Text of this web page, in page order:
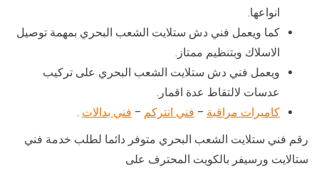
انواعها.
كما ويعمل فني دش ستلايت الشعب البحري بمهمة توصيل
الاسلاك وبتنظيم ممتاز.
ويعمل فني دش ستلايت الشعب البحري على تركيب
عدسات لالتقاط عدة اقمار.
كاميرات مراقبة – فني انتركم – فني بدالات .
رقم فني ستلايت الشعب البحري متوفر دائما لطلب خدمة فني
ستالايت ورسيفر بالكويت المحترف على